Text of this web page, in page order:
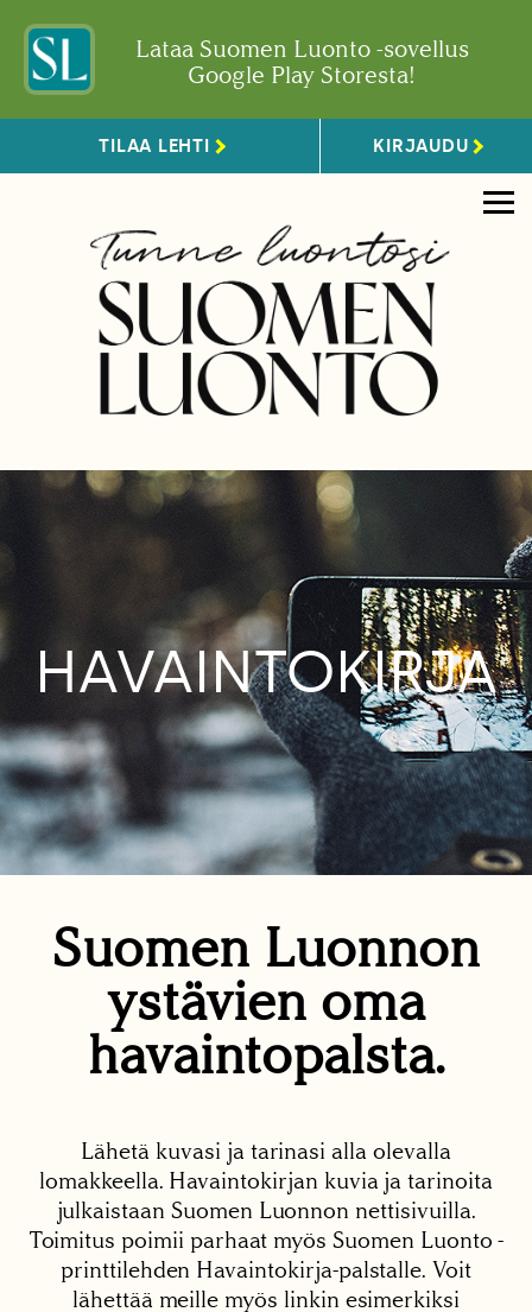
Lataa Suomen Luonto -sovellus
Google Play Storesta!
TILAA LEHTI KIRJAUDU
HAVAINTOKIRJA
Suomen Luonnon
ystävien oma
havaintopalsta.
Lähetä kuvasi ja tarinasi alla olevalla
lomakkeella. Havaintokirjan kuvia ja tarinoita
julkaistaan Suomen Luonnon nettisivuilla.
Toimitus poimii parhaat myös Suomen Luonto -
printtilehden Havaintokirja-palstalle. Voit
lähettää meille myös linkin esimerkiksi